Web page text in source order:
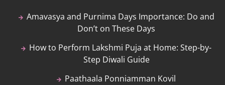
Amavasya and Purnima Days Importance: Do and
Don’t on These Days
How to Perform Lakshmi Puja at Home: Step-by-
Step Diwali Guide
Paathaala Ponniamman Kovil